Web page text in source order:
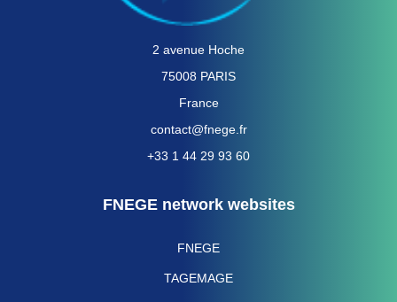
2 avenue Hoche
75008 PARIS
France
contact@fnege.fr
+33 1 44 29 93 60
FNEGE network websites
FNEGE
TAGEMAGE